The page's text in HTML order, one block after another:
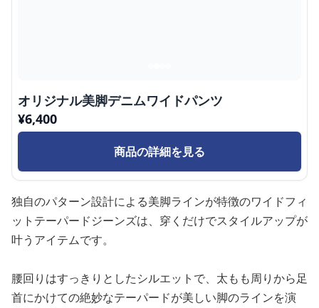
オリジナル美脚デニムワイドパンツ
¥6,400
商品の詳細を見る
独自のパターン設計による美脚ラインが特徴のワイドフィ
ットテーパードジーンズは、穿くだけでスタイルアップが
叶うアイテムです。
腰回りはすっきりとしたシルエットで、太もも周りから足
首にかけての絶妙なテーパードが美しい脚のラインを演